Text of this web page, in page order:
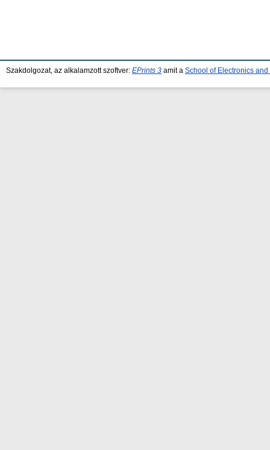
Szakdolgozat, az alkalamzott szoftver: EPrints 3 amit a School of Electronics